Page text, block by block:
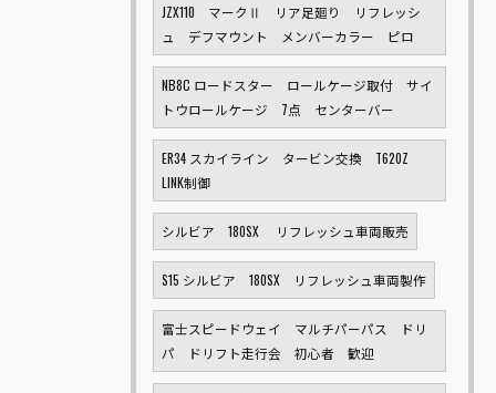
JZX110 マークⅡ リア足廻り リフレッシ
ュ デフマウント メンバーカラー ピロ
NB8C ロードスター ロールケージ取付 サイ
トウロールケージ 7点 センターバー
ER34 スカイライン タービン交換 T620Z
LINK制御
シルビア 180SX リフレッシュ車両販売
S15 シルビア 180SX リフレッシュ車両製作
富士スピードウェイ マルチパーパス ドリ
パ ドリフト走行会 初心者 歓迎